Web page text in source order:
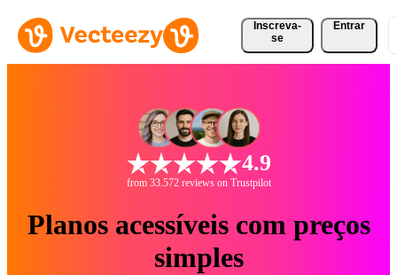
Inscreva-
se
Entrar
4.9
from 33.572 reviews on Trustpilot
Planos acessíveis com preços
simples